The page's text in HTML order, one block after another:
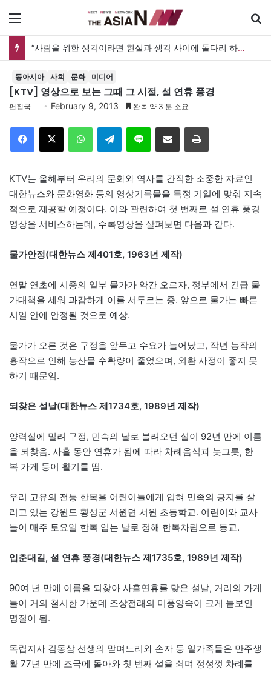
“사람을 위한 생각이라면 현실과 생각 사이에 돌다리 하나는 놓아야 하지 않을까”
동아시아 사회 문화 미디어
[KTV] 영상으로 보는 그때 그 시절, 설 연휴 풍경
편집국 February 9, 2013 완독 약 3 분 소요
Telegram 이메일
KTV는 올해부터 우리의 문화와 역사를 간직한 소중한 자료인
대한뉴스와 문화영화 등의 영상기록물을 특정 기일에 맞춰 지속
적으로 제공할 예정이다. 이와 관련하여 첫 번째로 설 연휴 풍경
영상을 서비스하는데, 수록영상을 살펴보면 다음과 같다.
물가안정(대한뉴스 제401호, 1963년 제작)
연말 연초에 시중의 일부 물가가 약간 오르자, 정부에서 긴급 물
가대책을 세워 과감하게 이를 서두르는 중. 앞으로 물가는 빠른
시일 안에 안정될 것으로 예상.
물가가 오른 것은 구정을 앞두고 수요가 늘어났고, 작년 농작의
흉작으로 인해 농산물 수확량이 줄었으며, 외환 사정이 좋지 못
하기 때문임.
되찾은 설날(대한뉴스 제1734호, 1989년 제작)
양력설에 밀려 구정, 민속의 날로 불려오던 설이 92년 만에 이름
을 되찾음. 사흘 동안 연휴가 됨에 따라 차례음식과 놋그릇, 한
복 가게 등이 활기를 띰.
우리 고유의 전통 한복을 어린이들에게 입혀 민족의 긍지를 살
리고 있는 강원도 횡성군 서원면 서원 초등학교. 어린이와 교사
들이 매주 토요일 한복 입는 날로 정해 한복차림으로 등교.
입춘대길, 설 연휴 풍경(대한뉴스 제1735호, 1989년 제작)
90여 년 만에 이름을 되찾아 사흘연휴를 맞은 설날, 거리의 가게
들이 거의 철시한 가운데 조상전래의 미풍양속이 크게 돋보인
명절이 됨.
독립지사 김동삼 선생의 맏며느리와 손자 등 일가족들은 만주생
활 77년 만에 조국에 돌아와 첫 번째 설을 쇠며 정성껏 차례를